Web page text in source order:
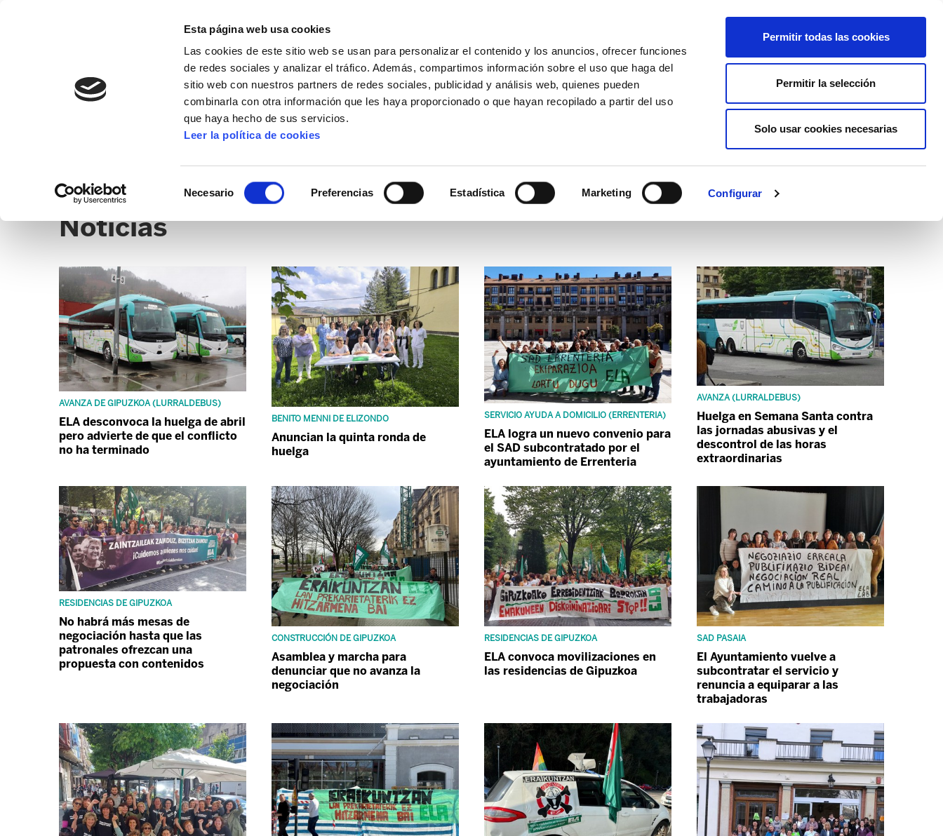
Esta página web usa cookies
Las cookies de este sitio web se usan para personalizar el contenido y los anuncios, ofrecer funciones
de redes sociales y analizar el tráfico. Además, compartimos información sobre el uso que haga del
sitio web con nuestros partners de redes sociales, publicidad y análisis web, quienes pueden
combinarla con otra información que les haya proporcionado o que hayan recopilado a partir del uso
que haya hecho de sus servicios.
Leer la política de cookies
Necesario Preferencias Estadística Marketing Configurar
Permitir todas las cookies
Permitir la selección
Solo usar cookies necesarias
AFÍLIATE
OARSO-BIDASOA
Noticias
AVANZA DE GIPUZKOA (LURRALDEBUS)
ELA desconvoca la huelga de abril
pero advierte de que el conflicto
no ha terminado
BENITO MENNI DE ELIZONDO
Anuncian la quinta ronda de
huelga
SERVICIO AYUDA A DOMICILIO (ERRENTERIA)
ELA logra un nuevo convenio para
el SAD subcontratado por el
ayuntamiento de Errenteria
AVANZA (LURRALDEBUS)
Huelga en Semana Santa contra
las jornadas abusivas y el
descontrol de las horas
extraordinarias
RESIDENCIAS DE GIPUZKOA
No habrá más mesas de
negociación hasta que las
patronales ofrezcan una
propuesta con contenidos
CONSTRUCCIÓN DE GIPUZKOA
Asamblea y marcha para
denunciar que no avanza la
negociación
RESIDENCIAS DE GIPUZKOA
ELA convoca movilizaciones en
las residencias de Gipuzkoa
SAD PASAIA
El Ayuntamiento vuelve a
subcontratar el servicio y
renuncia a equiparar a las
trabajadoras